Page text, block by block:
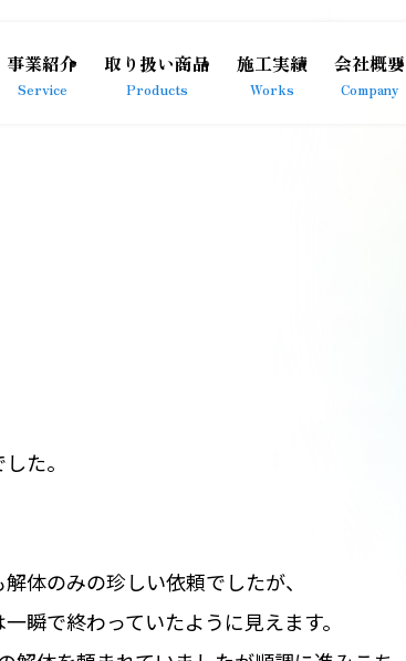
事業紹介
Service
取り扱い商品
Products
施工実績
Works
会社概要
Company
た。
体のみの珍しい依頼でしたが、
瞬で終わっていたように見えます。